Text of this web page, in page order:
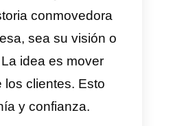
que sean más o
quien de tus
se acerca más en